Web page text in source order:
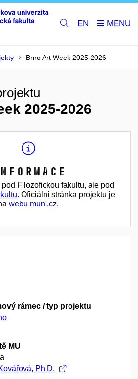
EN
Brno Art Week 2025-2026
2025-2026
Filozofickou fakultu, ale pod
. Oficiální stránka projektu je
webu muni.cz.
rámec / typ projektu
MU
Ph.D.